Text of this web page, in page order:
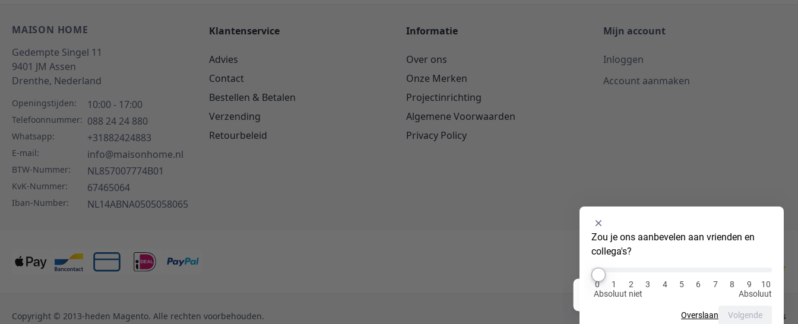
MAISON HOME
Gedempte Singel 11
9401 JM Assen
Drenthe, Nederland
Openingstijden: 10:00 - 17:00
Telefoonnummer: 088 24 24 880
Whatsapp: +31882424883
E-mail: info@maisonhome.nl
BTW-Nummer: NL857007774B01
KvK-Nummer: 67465064
Iban-Number: NL14ABNA0505058065
Klantenservice
Advies
Contact
Bestellen & Betalen
Verzending
Retourbeleid
Informatie
Over ons
Onze Merken
Projectinrichting
Algemene Voorwaarden
Privacy Policy
Mijn account
Inloggen
Account aanmaken
Copyright © 2013-heden Magento. Alle rechten voorbehouden. Privacy PolicyCookies
Hi! Ik ben Luna, jouw virtuele assistent!
Zou je ons aanbevelen aan vrienden en
collega's?
Selecteer
een
optie
van
0
tot
0 1 2 3 4 5 6 7 8 9
10
Absoluut niet
Absoluut
Volgende
Overslaan